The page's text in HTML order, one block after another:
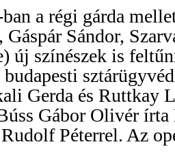
a régi gárda
Sándor,
új színészek is
Gerda és Ruttkay
Gábor Olivér
Péterrel. Az